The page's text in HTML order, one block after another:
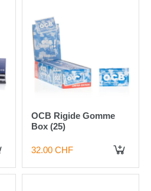
OCB Rigide Gomme
Box (25)
32.00 CHF